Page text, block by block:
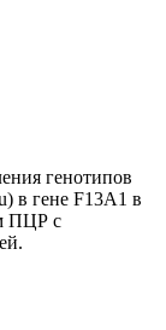
генотипов
в гене F13A1 в
ПЦР с